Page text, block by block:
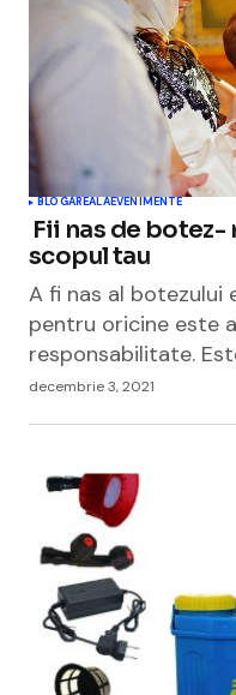
BLOGAREALAEVENIMENTE
Fii nas de
scopul tau
A fi nas al botezului
pentru oricine este
responsabilitate.
decembrie 3, 2021